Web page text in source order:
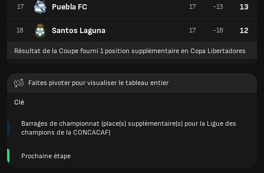
17 Puebla FC
18 Santos Laguna
17 -13 13
17 -18 12
Résultat de la Coupe fourni 1 position supplémentaire en Copa Libertadores
Faites pivoter pour visualiser le tableau entier
Clé
Barrages de championnat (place(s) supplémentaire(s) pour la Ligue des
champions de la CONCACAF)
Prochaine étape